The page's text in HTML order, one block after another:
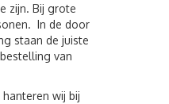
zijn. Bij grote
In de door
staan de juiste
van
wij bij